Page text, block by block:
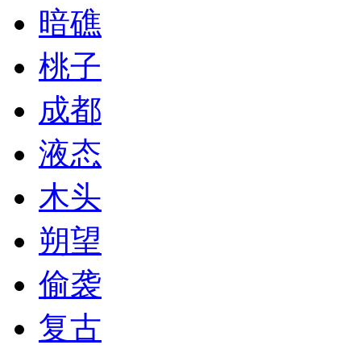
暗礁
桃子
成都
液态
木头
朔望
偷袭
复古